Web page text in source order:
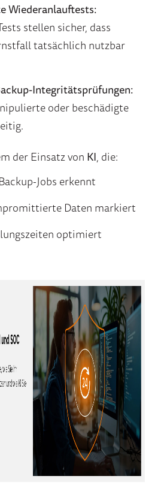
Wiederanlauftests:
stellen sicher, dass
tatsächlich nutzbar
Integritätsprüfungen:
oder beschädigte
der Einsatz von KI, die:
Jobs erkennt
Daten markiert
optimiert